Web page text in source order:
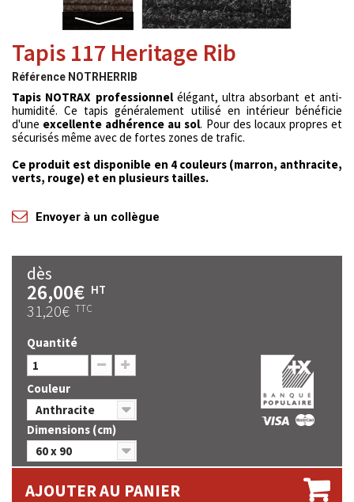
Tapis 117 Heritage Rib
Référence NOTRHERRIB
Tapis NOTRAX professionnelélégant, ultra absorbant et anti-
humidité. Ce tapis généralement utilisé en intérieur bénéficie
d'une excellente adhérence au sol. Pour des locaux propres et
sécurisés même avec de fortes zones de trafic.
Ce produit est disponible en 4 couleurs (marron, anthracite,
verts, rouge) et en plusieurs tailles.
Envoyer à un collègue
dès
26,00€ HT
31,20€ TTC
Quantité
Couleur
Anthracite
Dimensions (cm)
60 x 90
AJOUTER AU PANIER